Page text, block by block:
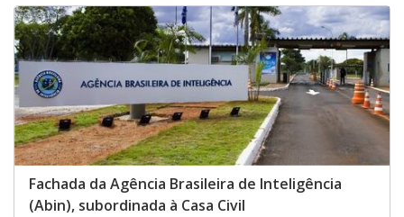
Fachada da Agência Brasileira de Inteligência
(Abin), subordinada à Casa Civil